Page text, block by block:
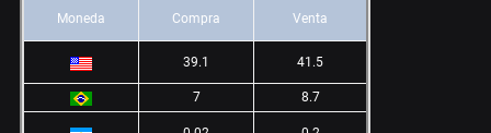
Moneda Compra Venta
39.1 41.5
7 8.7